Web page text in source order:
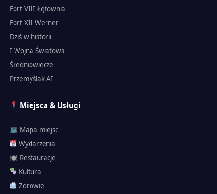
Fort VIII Łętownia
Fort XII Werner
Dziś w historii
I Wojna Światowa
Średniowiecze
Przemyślak AI
Miejsca & Usługi
🗺 Mapa miejsc
Wydarzenia
🍽 Restauracje
Kultura
Zdrowie